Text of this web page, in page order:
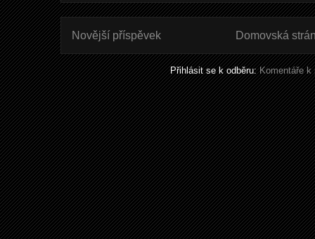
Novější příspěvek Domovská
Přihlásit se k odběru:Komentáře